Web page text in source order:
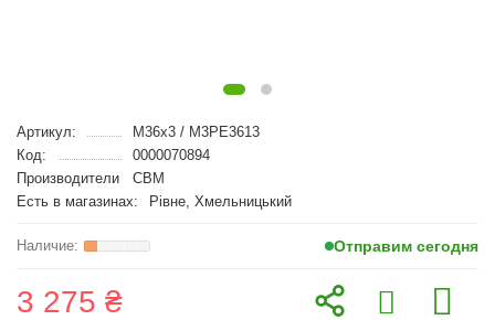
Артикул:
M36x3 / M3PE3613
Код:
0000070894
Производители
CBM
Есть в магазинах:
Рівне, Хмельницький
Отправим сегодня
3 275 ₴